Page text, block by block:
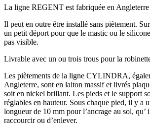
La ligne REGENT est fabriquée en Angleterre
Il peut en outre être installé sans piètement.
un petit déport pour que le mastic ou le
pas visible.
Livrable avec un ou trois trous pour la
Les piètements de la ligne CYLINDRA,
Angleterre, sont en laiton massif et livrés
soit en nickel brillant. Les pieds et le support
réglables en hauteur. Sous chaque pied, il y a
longueur de 10 mm pour l’ancrage au sol, qu’
raccourcir ou d’enlever.